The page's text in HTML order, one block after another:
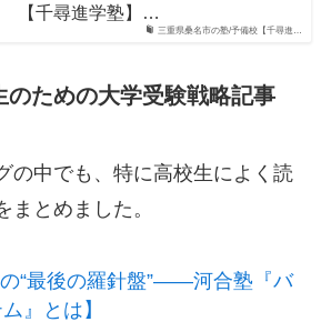
三重県桑名市の塾/予備校【千尋進…
【千尋進学塾】…
のための大学受験戦略記事
の中でも、特に高校生によく読
まとめました。
“最後の羅針盤”――河合塾『バ
』とは】